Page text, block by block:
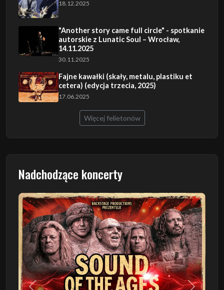
18.12.2025
"Another story came full circle" - spotkanie
autorskie z Lunatic Soul – Wrocław,
14.11.2025
30.11.2025
Fajne kawałki (skały, metalu, plastiku et
cetera) (edycja trzecia, 2025)
17.06.2025
Więcej felietonów
Nadchodzące koncerty